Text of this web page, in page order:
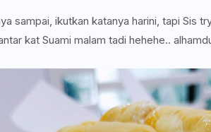
sampai, ikutkan katanya harini, tapi Sis
kat Suami malam tadi hehehe..